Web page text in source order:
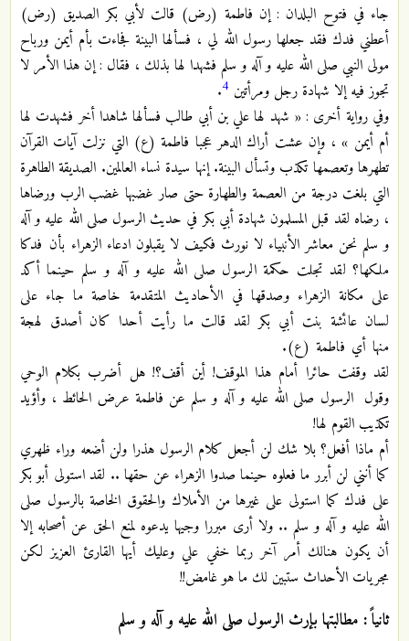
جاء في فتوح البلدان : إن فاطمة (رض) قالت لأبي بكر الصديق (رض)
أعطني فدك فقد جعلها رسول الله لي ، فسألها البينة فجاءت بأم أيمن ورباح
مولى النبي صلى الله عليه و آله و سلم فشهدا لها بذلك ، فقال : إن هذا الأمر لا
تجوز فيه إلا شهادة رجل ومرأتين 4
.
وفي رواية أخرى : « شهد لها علي بن أبي طالب فسألها شاهدا أخر فشهدت لها
أم أيمن » ، وإن عشت أراك الدهر عجبا فاطمة (ع) التي نزلت آيات القرآن
تطهرها وتعصمها تكذب وتسأل البينة. إنها سيدة نساء العالمين. الصديقة الطاهرة
التي بلغت درجة من العصمة والطهارة حتى صار غضبها غضب الرب ورضاها
، رضاه لقد قبل المسلمون شهادة أبي بكر في حديث الرسول صلى الله عليه و آله
و سلم نحن معاشر الأنبياء لا نورث فكيف لا يقبلون ادعاء الزهراء بأن فدكا
ملكها؟ لقد تجلت حكمة الرسول صلى الله عليه و آله و سلم حينما أكد
على مكانة الزهراء وصدقها في الأحاديث المتقدمة خاصة ما جاء على
لسان عائشة بنت أبي بكر لقد قالت ما رأيت أحدا كان أصدق لهجة
منها أي فاطمة (ع).
لقد وقفت حائرا أمام هذا الموقف! أين أقف؟! هل أضرب بكلام الوحي
وقول الرسول صلى الله عليه و آله و سلم عن فاطمة عرض الحائط ، وأؤيد
تكذيب القوم لها!
أم ماذا أفعل؟ بلا شك لن أجعل كلام الرسول هذرا ولن أضعه وراء ظهري
كما أنني لن أبرر ما فعلوه حينما صدوا الزهراء عن حقها .. لقد استولى أبو بكر
على فدك كما استولى على غيرها من الأملاك والحقوق الخاصة بالرسول صلى
الله عليه و آله و سلم .. ولا أرى مبررا وجيها يدعوه لمنع الحق عن أصحابه إلا
أن يكون هنالك أمر آخر ربما خفي علي وعليك أيها القارئ العزيز لكن
مجريات الأحداث ستبين لك ما هو غامض!!
ثانياً : مطالبتها بإرث الرسول صلى الله عليه و آله و سلم